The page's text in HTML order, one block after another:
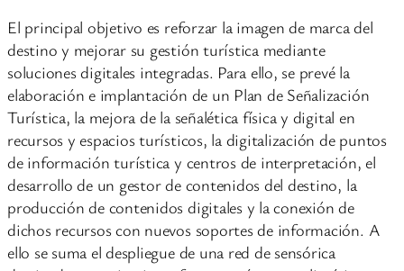
El principal objetivo es reforzar la imagen de marca del
destino y mejorar su gestión turística mediante
soluciones digitales integradas. Para ello, se prevé la
elaboración e implantación de un Plan de Señalización
Turística, la mejora de la señalética física y digital en
recursos y espacios turísticos, la digitalización de puntos
de información turística y centros de interpretación, el
desarrollo de un gestor de contenidos del destino, la
producción de contenidos digitales y la conexión de
dichos recursos con nuevos soportes de información. A
ello se suma el despliegue de una red de sensórica